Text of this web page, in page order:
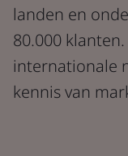
landen en
80.000
internationale
kennis van